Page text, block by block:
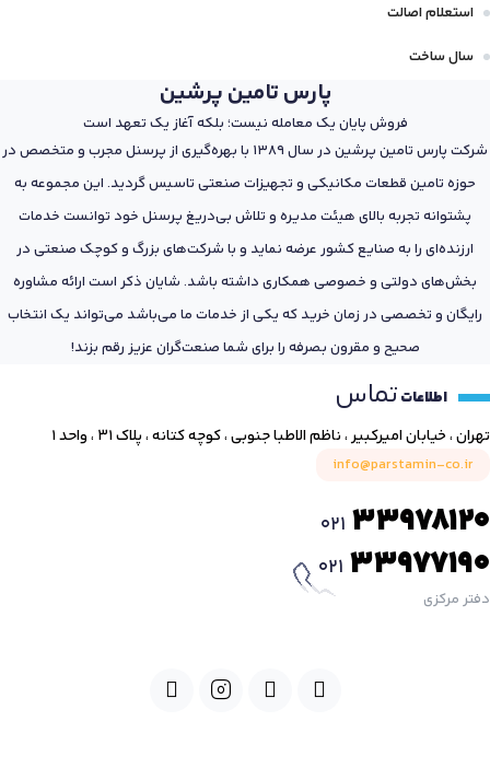
استعلام اصالت
سال ساخت
پارس تامین پرشین
فروش پایان یک معامله نیست؛ بلکه آغاز یک تعهد است
شرکت پارس تامین پرشین در سال 1389 با بهره‌گیری از پرسنل مجرب و متخصص در
حوزه تامین قطعات مکانیکی و تجهیزات صنعتی تاسیس گردید. این مجموعه به
پشتوانه تجربه بالای هیئت مدیره و تلاش بی‌دریغ پرسنل خود توانست خدمات
ارزنده‌ای را به صنایع کشور عرضه نماید و با شرکت‌های بزرگ و کوچک صنعتی در
بخش‌های دولتی و خصوصی همکاری داشته باشد. شایان ذکر است ارائه مشاوره
رایگان و تخصصی در زمان خرید که یکی از خدمات ما می‌باشد می‌تواند یک انتخاب
صحیح و مقرون بصرفه را برای شما صنعت‌گران عزیز رقم بزند!
اطلاعاتتماس
تهران ، خیابان امیرکبیر ، ناظم الاطبا جنوبی ، کوچه کتانه ، پلاک ۳۱ ، واحد ۱
info@parstamin-co.ir
021 33978120
021 33977190
دفتر مرکزی